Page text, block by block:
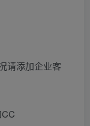
请添加企业客